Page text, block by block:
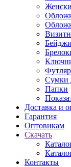
Бейджи
Сумки
Папки
Доставка и
Гарантия
Оптовикам
Скачать
Контакты